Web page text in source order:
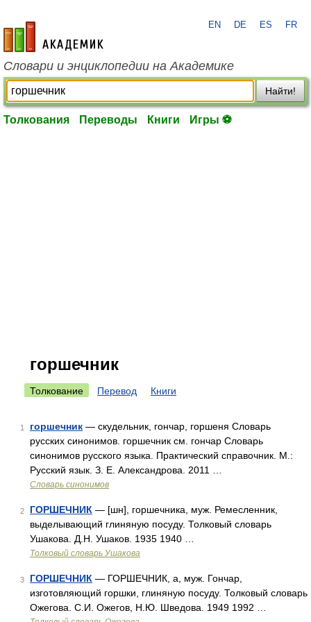
academic.ru
EN DE ES FR
Словари и энциклопедии на Академике
Найти!
Толкования Переводы Книги Игры ⚽
горшечник
Толкование Перевод Книги
1 горшечник — скудельник, гончар, горшеня Словарь
русских синонимов. горшечник см. гончар Словарь
синонимов русского языка. Практический справочник. М.:
Русский язык. З. Е. Александрова. 2011 …
Словарь синонимов
2 ГОРШЕЧНИК — [шн], горшечника, муж. Ремесленник,
выделывающий глиняную посуду. Толковый словарь
Ушакова. Д.Н. Ушаков. 1935 1940 …
Толковый словарь Ушакова
3 ГОРШЕЧНИК — ГОРШЕЧНИК, а, муж. Гончар,
изготовляющий горшки, глиняную посуду. Толковый словарь
Ожегова. С.И. Ожегов, Н.Ю. Шведова. 1949 1992 …